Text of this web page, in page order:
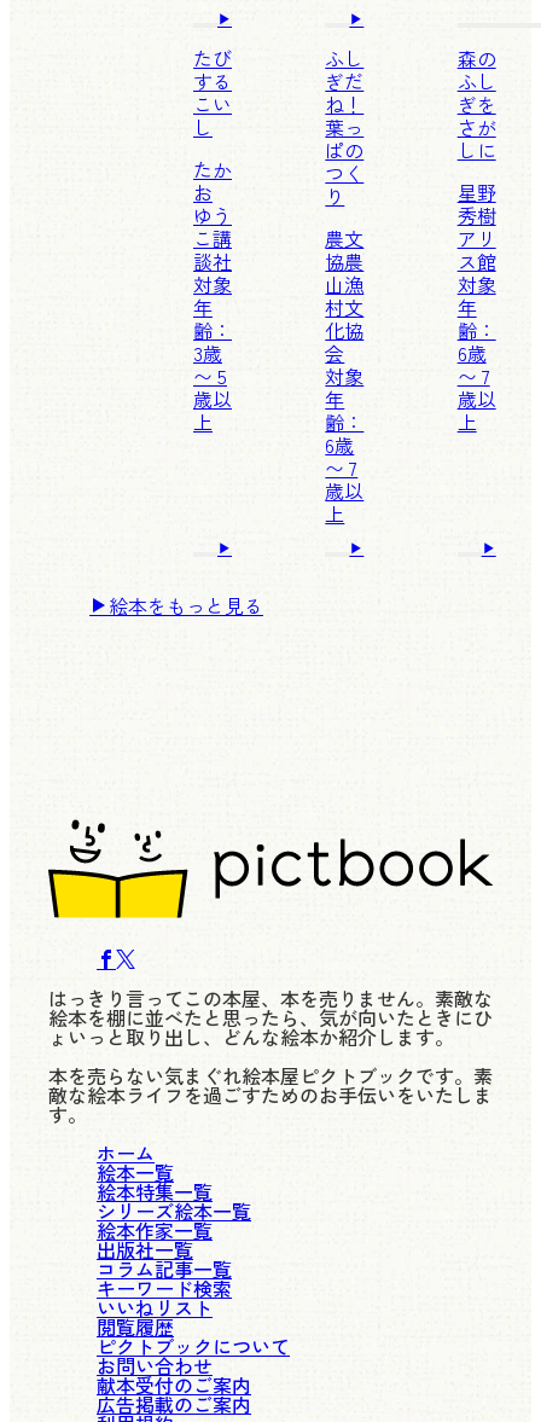
たび
する
こい
し
たか
お
ゆう
こ講
談社
対象
年
齢：
3歳
〜 5
歳以
上
ふし
ぎだ
ね！
葉っ
ぱの
つく
り
農文
協農
山漁
村文
化協
会
対象
年
齢：
6歳
〜 7
歳以
上
森の
ふし
ぎを
さが
しに
星野
秀樹
アリ
ス館
対象
年
齢：
6歳
〜 7
歳以
上
絵本をもっと見る
はっきり言ってこの本屋、本を売りません。素敵な
絵本を棚に並べたと思ったら、気が向いたときにひ
ょいっと取り出し、どんな絵本か紹介します。
本を売らない気まぐれ絵本屋ピクトブックです。素
敵な絵本ライフを過ごすためのお手伝いをいたしま
す。
ホーム
絵本一覧
絵本特集一覧
シリーズ絵本一覧
絵本作家一覧
出版社一覧
コラム記事一覧
キーワード検索
いいねリスト
閲覧履歴
ピクトブックについて
お問い合わせ
献本受付のご案内
広告掲載のご案内